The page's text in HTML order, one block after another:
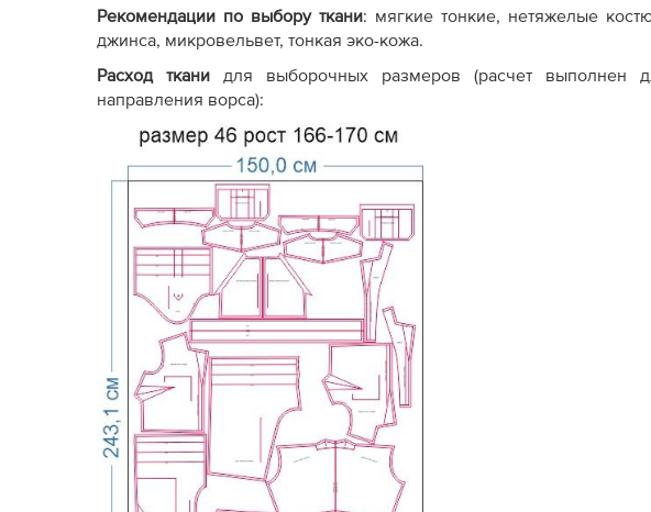
Рекомендации по выбору ткани: мягкие тонкие, нетяжелые
джинса, микровельвет, тонкая эко-кожа.
Расход ткани
для выборочных размеров (расчет выполнен
направления ворса):